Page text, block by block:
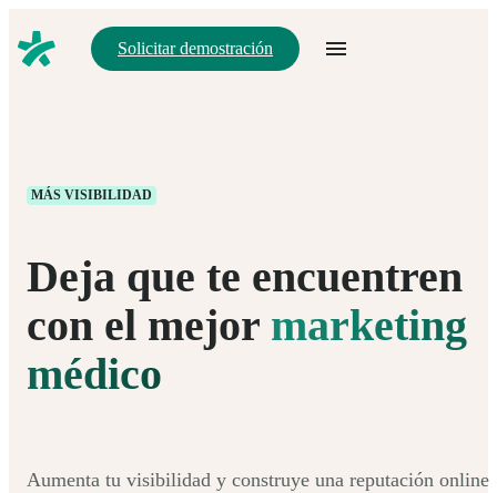
Solicitar demostración
MÁS VISIBILIDAD
Deja que te encuentren
con el mejor marketing
médico
Aumenta tu visibilidad y construye una reputación online